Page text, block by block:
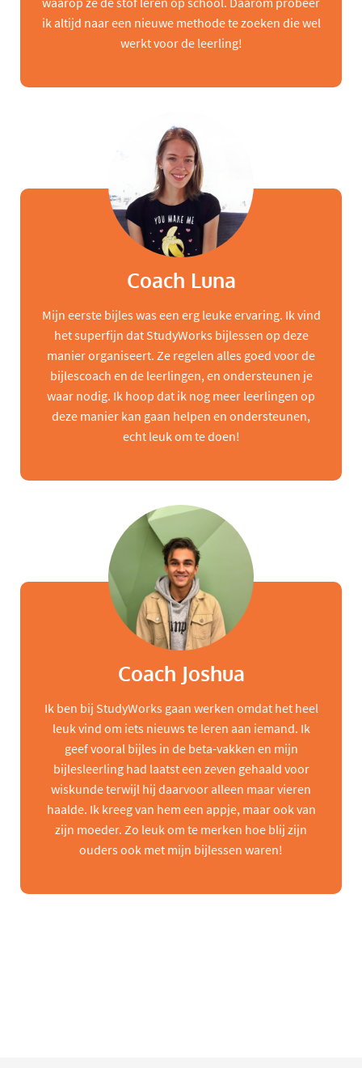
ik altijd naar een nieuwe methode te zoeken die wel
werkt voor de leerling!
Coach Luna
Mijn eerste bijles was een erg leuke ervaring. Ik vind
het superfijn dat StudyWorks bijlessen op deze
manier organiseert. Ze regelen alles goed voor de
bijlescoach en de leerlingen, en ondersteunen je
waar nodig. Ik hoop dat ik nog meer leerlingen op
deze manier kan gaan helpen en ondersteunen,
echt leuk om te doen!
Coach Joshua
Ik ben bij StudyWorks gaan werken omdat het heel
leuk vind om iets nieuws te leren aan iemand. Ik
geef vooral bijles in de beta-vakken en mijn
bijlesleerling had laatst een zeven gehaald voor
wiskunde terwijl hij daarvoor alleen maar vieren
haalde. Ik kreeg van hem een appje, maar ook van
zijn moeder. Zo leuk om te merken hoe blij zijn
ouders ook met mijn bijlessen waren!